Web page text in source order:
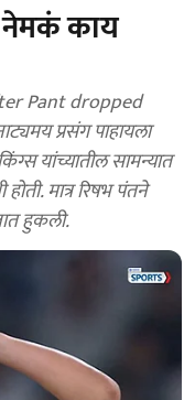
काय
Pant dropped
प्रसंग पाहायला
यांच्यातील सामन्यात
मात्र रिषभ पंतने
हुकली.